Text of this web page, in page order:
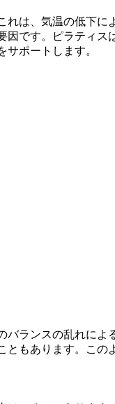
は、気温の低下
です。ピラティ
サポートします。
ランスの乱れに
もあります。こ